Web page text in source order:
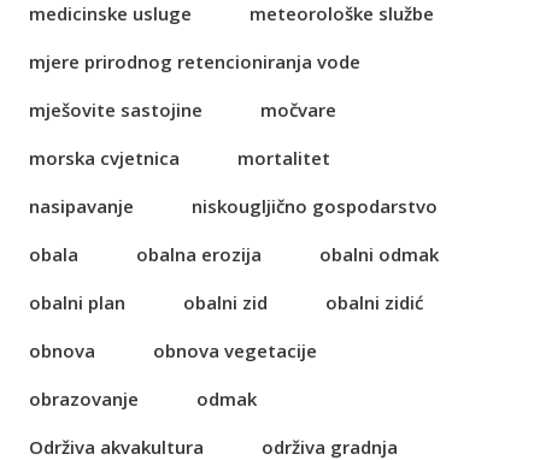
medicinske usluge
meteorološke službe
mjere prirodnog retencioniranja vode
mješovite sastojine
močvare
morska cvjetnica
mortalitet
nasipavanje
niskougljično gospodarstvo
obala
obalna erozija
obalni odmak
obalni plan
obalni zid
obalni zidić
obnova
obnova vegetacije
obrazovanje
odmak
Održiva akvakultura
održiva gradnja